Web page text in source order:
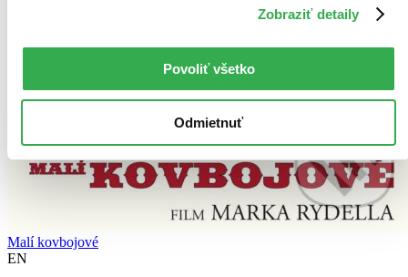
Zobraziť detaily
Povoliť všetko
Odmietnuť
Malí kovbojové
EN